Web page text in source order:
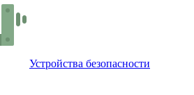
Устройства безопасности